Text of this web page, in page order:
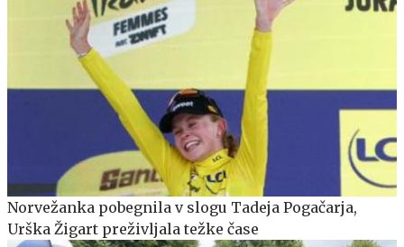
Norvežanka pobegnila v slogu Tadeja Pogačarja,
Urška Žigart preživljala težke čase